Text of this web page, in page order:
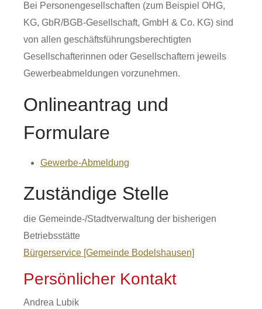
Bei Personengesellschaften (zum Beispiel OHG,
KG, GbR/BGB-Gesellschaft, GmbH & Co. KG) sind
von allen geschäftsführungsberechtigten
Gesellschafterinnen oder Gesellschaftern jeweils
Gewerbeabmeldungen vorzunehmen.
Onlineantrag und
Formulare
Gewerbe-Abmeldung
Zuständige Stelle
die Gemeinde-/Stadtverwaltung der bisherigen
Betriebsstätte
Bürgerservice [Gemeinde Bodelshausen]
Persönlicher Kontakt
Andrea Lubik